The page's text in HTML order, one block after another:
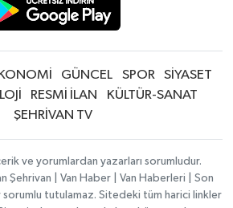
GÜNCEL SPOR
SİYASET
RESMİ İLAN
KÜLTÜR-SANAT
ŞEHRİVAN TV
ve yorumlardan yazarları sorumludur.
Şehrivan | Van Haber | Van Haberleri | Son
sorumlu tutulamaz. Sitedeki tüm harici linkler